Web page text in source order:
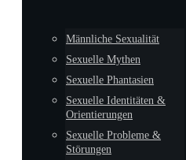
Männliche Sexualität
Sexuelle Mythen
Sexuelle Phantasien
Sexuelle Identitäten &
Orientierungen
Sexuelle Probleme &
Störungen